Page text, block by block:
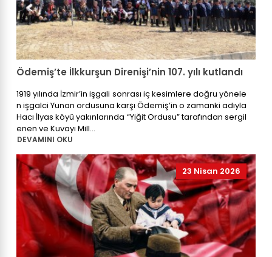
Ödemiş’te İlkkurşun Direnişi’nin 107. yılı kutlandı
1919 yılında İzmir’in işgali sonrası iç kesimlere doğru yönele
n işgalci Yunan ordusuna karşı Ödemiş’in o zamanki adıyla
Hacı İlyas köyü yakınlarında “Yiğit Ordusu” tarafından sergil
enen ve Kuvayı Mill...
DEVAMINI OKU
23 Nisan 2026